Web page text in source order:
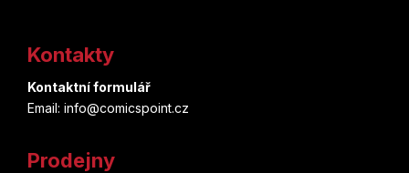
Kontakty
Kontaktní formulář
Email: info@comicspoint.cz
Prodejny